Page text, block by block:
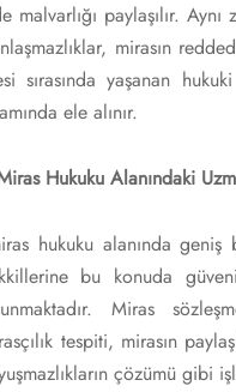
malvarlığı paylaşılır. Aynı
mirasın
sırasında yaşanan
ele alınır.
Hukuku Alanındaki
hukuku alanında
bu konuda
Miras
tespiti, mirasın
çözümü gibi